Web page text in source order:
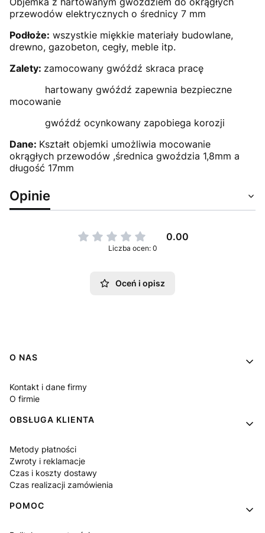
przewodów elektrycznych o średnicy 7 mm
Podłoże: wszystkie miękkie materiały budowlane,
drewno, gazobeton, cegły, meble itp.
Zalety: zamocowany gwóźdź skraca pracę
hartowany gwóźdź zapewnia bezpieczne
mocowanie
gwóźdź ocynkowany zapobiega korozji
Dane: Kształt objemki umożliwia mocowanie
okrągłych przewodów ,średnica gwoździa 1,8mm a
długość 17mm
Opinie
0.00
Liczba ocen: 0
Oceń i opisz
Linki w stopce
O NAS
Kontakt i dane firmy
O firmie
OBSŁUGA KLIENTA
Metody płatności
Zwroty i reklamacje
Czas i koszty dostawy
Czas realizacji zamówienia
POMOC